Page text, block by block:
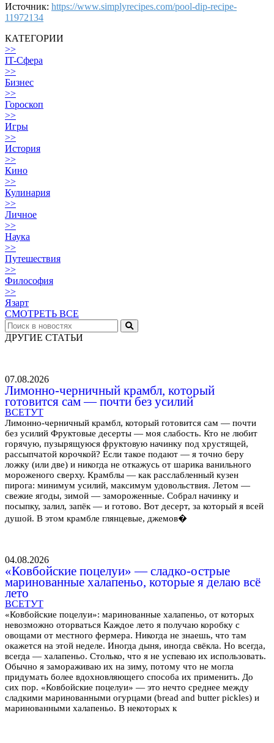
Источник: https://www.simplyrecipes.com/pool-dip-recipe-
11972134
КАТЕГОРИИ
>>
IT-Сфера
>>
Бизнес
>>
Гороскоп
>>
Игры
>>
История
>>
Кино
>>
Кулинария
>>
Личное
>>
Наука
>>
Путешествия
>>
Философия
>>
Язарт
СМОТРЕТЬ ВСЕ
ДРУГИЕ СТАТЬИ
07.08.2026
Лимонно-черничный крамбл, который
готовится сам — почти без усилий
ВСЕТУТ
Лимонно-черничный крамбл, который готовится сам — почти
без усилий Фруктовые десерты — моя слабость. Кто не любит
горячую, пузырящуюся фруктовую начинку под хрустящей,
рассыпчатой корочкой? Если такое подают — я точно беру
ложку (или две) и никогда не откажусь от шарика ванильного
мороженого сверху. Крамблы — как расслабленный кузен
пирога: минимум усилий, максимум удовольствия. Летом —
свежие ягоды, зимой — замороженные. Собрал начинку и
посыпку, залил, запёк — и готово. Вот десерт, за который я всей
душой. В этом крамбле глянцевые, джемов�
04.08.2026
«Ковбойские поцелуи» — сладко-острые
маринованные халапеньо, которые я делаю всё
лето
ВСЕТУТ
«Ковбойские поцелуи»: маринованные халапеньо, от которых
невозможно оторваться Каждое лето я получаю коробку с
овощами от местного фермера. Никогда не знаешь, что там
окажется на этой неделе. Иногда дыня, иногда свёкла. Но всегда,
всегда — халапеньо. Столько, что я не успеваю их использовать.
Обычно я замораживаю их на зиму, потому что не могла
придумать более вдохновляющего способа их применить. До
сих пор. «Ковбойские поцелуи» — это нечто среднее между
сладкими маринованными огурцами (bread and butter pickles) и
маринованными халапеньо. В некоторых к